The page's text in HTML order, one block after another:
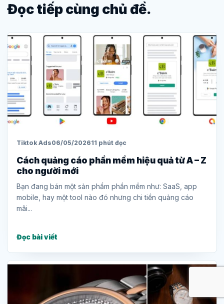
Đọc tiếp cùng chủ đề.
Tiktok Ads06/05/202611 phút đọc
Cách quảng cáo phần mềm hiệu quả từ A – Z
cho người mới
Bạn đang bán một sản phẩm phần mềm như: SaaS, app
mobile, hay một tool nào đó nhưng chi tiền quảng cáo
mãi...
Đọc bài viết